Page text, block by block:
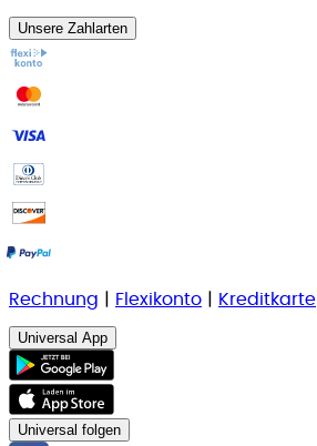
Unsere Zahlarten
Rechnung Flexikonto Kreditkarte
Universal App
Universal folgen